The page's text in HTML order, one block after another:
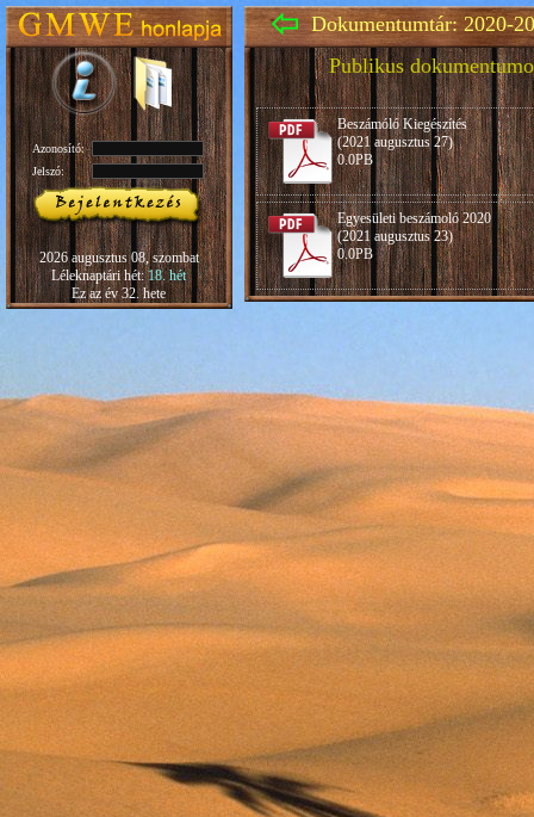
Azonosító:
Jelszó:
2026 augusztus 08, szombat
Léleknaptári hét:18. hét
Ez az év 32. hete
Dokumentumtár: 2020-
Publikus
Beszámóló Kiegészítés
(2021 augusztus 27)
0.0PB
Egyesületi beszámoló 2020
(2021 augusztus 23)
0.0PB